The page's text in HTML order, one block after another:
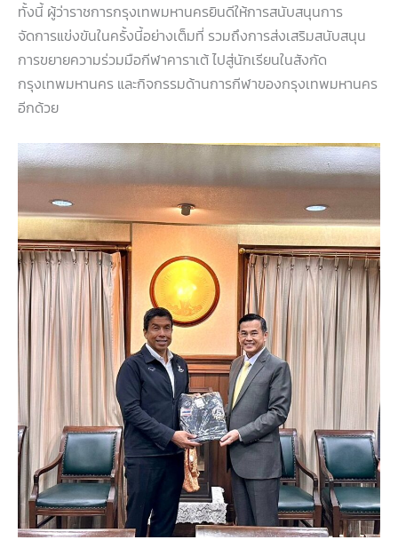
ทั้งนี้ ผู้ว่าราชการกรุงเทพมหานครยินดีให้การสนับสนุนการ
จัดการแข่งขันในครั้งนี้อย่างเต็มที่ รวมถึงการส่งเสริมสนับสนุน
การขยายความร่วมมือกีฬาคาราเต้ ไปสู่นักเรียนในสังกัด
กรุงเทพมหานคร และกิจกรรมด้านการกีฬาของกรุงเทพมหานคร
อีกด้วย